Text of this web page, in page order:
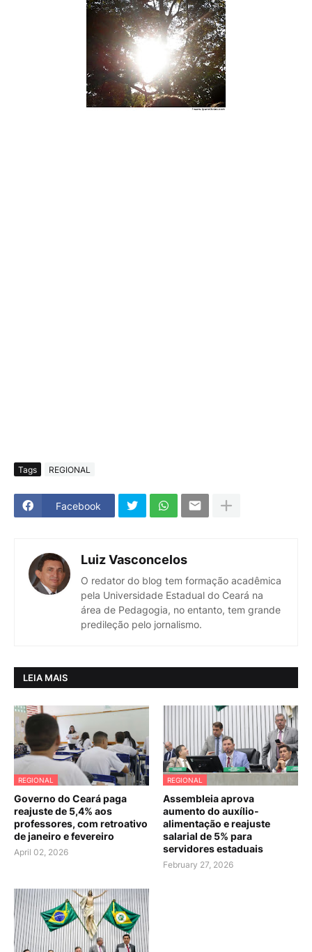
Tags REGIONAL
Facebook
Luiz Vasconcelos
O redator do blog tem formação acadêmica
pela Universidade Estadual do Ceará na
área de Pedagogia, no entanto, tem grande
predileção pelo jornalismo.
LEIA MAIS
REGIONAL
Governo do Ceará paga
reajuste de 5,4% aos
professores, com retroativo
de janeiro e fevereiro
April 02, 2026
REGIONAL
Assembleia aprova
aumento do auxílio-
alimentação e reajuste
salarial de 5% para
servidores estaduais
February 27, 2026